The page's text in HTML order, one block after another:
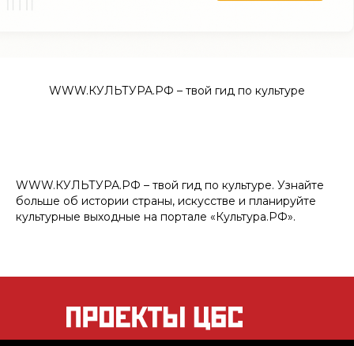
WWW.КУЛЬТУРА.РФ – твой гид по культуре
WWW.КУЛЬТУРА.РФ – твой гид по культуре. Узнайте
больше об истории страны, искусстве и планируйте
культурные выходные на портале «Культура.РФ».